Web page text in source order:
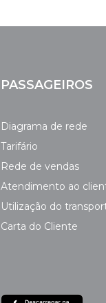
PASSAGEIROS
Diagrama de rede
Tarifário
Rede de vendas
Atendimento ao
Utilização do
Carta do Cliente